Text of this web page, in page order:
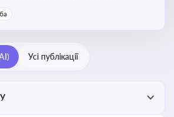
коштів, виявити проблеми
шляхи їх удосконалення
Усі публікації